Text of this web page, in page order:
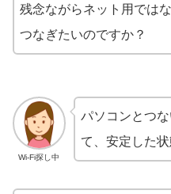
残念ながらネット用では
つなぎたいのですか？
Wi-Fi探し中
パソコンとつ
て、安定した